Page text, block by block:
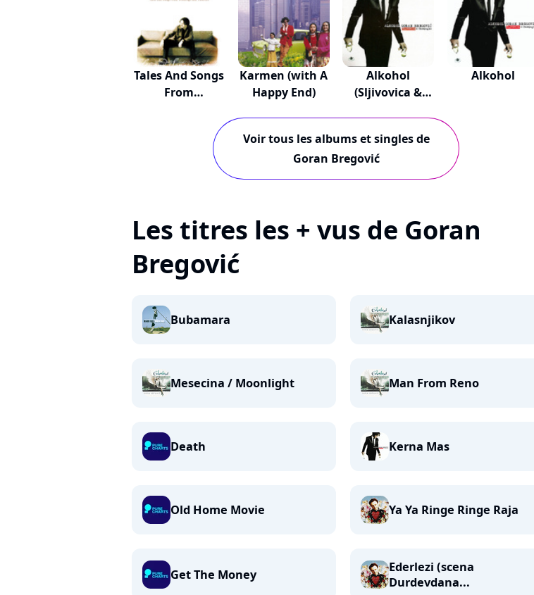
Tales And Songs
From
Karmen (with A
Happy End)
Alkohol
(Sljivovica &
Alkohol
Voir tous les albums et singles de
Goran Bregović
Les titres les + vus de Goran
Bregović
Bubamara Kalasnjikov
Mesecina / Moonlight Man From Reno
Death Kerna Mas
Old Home Movie Ya Ya Ringe Ringe Raja
Get The Money
Ederlezi (scena
Durdevdana...